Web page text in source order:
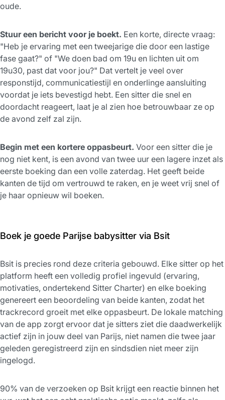
oude.
Stuur een bericht voor je boekt. Een korte, directe vraag:
"Heb je ervaring met een tweejarige die door een lastige
fase gaat?" of "We doen bad om 19u en lichten uit om
19u30, past dat voor jou?" Dat vertelt je veel over
responstijd, communicatiestijl en onderlinge aansluiting
voordat je iets bevestigd hebt. Een sitter die snel en
doordacht reageert, laat je al zien hoe betrouwbaar ze op
de avond zelf zal zijn.
Begin met een kortere oppasbeurt. Voor een sitter die je
nog niet kent, is een avond van twee uur een lagere inzet als
eerste boeking dan een volle zaterdag. Het geeft beide
kanten de tijd om vertrouwd te raken, en je weet vrij snel of
je haar opnieuw wil boeken.
Boek je goede Parijse babysitter via Bsit
Bsit is precies rond deze criteria gebouwd. Elke sitter op het
platform heeft een volledig profiel ingevuld (ervaring,
motivaties, ondertekend Sitter Charter) en elke boeking
genereert een beoordeling van beide kanten, zodat het
trackrecord groeit met elke oppasbeurt. De lokale matching
van de app zorgt ervoor dat je sitters ziet die daadwerkelijk
actief zijn in jouw deel van Parijs, niet namen die twee jaar
geleden geregistreerd zijn en sindsdien niet meer zijn
ingelogd.
90% van de verzoeken op Bsit krijgt een reactie binnen het